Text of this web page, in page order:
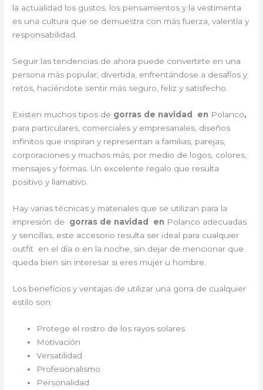
la actualidad los gustos, los pensamientos y la vestimenta
es una cultura que se demuestra con más fuerza, valentía y
responsabilidad.
Seguir las tendencias de ahora puede convertirte en una
persona más popular, divertida, enfrentándose a desafíos y
retos, haciéndote sentir más seguro, feliz y satisfecho.
Existen muchos tipos de gorras de navidad en Polanco,
para particulares, comerciales y empresariales, diseños
infinitos que inspiran y representan a familias, parejas,
corporaciones y muchos más, por medio de logos, colores,
mensajes y formas. Un excelente regalo que resulta
positivo y llamativo.
Hay varias técnicas y materiales que se utilizan para la
impresión de gorras de navidad en Polanco adecuadas
y sencillas, este accesorio resulta ser ideal para cualquier
outfit en el día o en la noche, sin dejar de mencionar que
queda bien sin interesar si eres mujer u hombre.
Los beneficios y ventajas de utilizar una gorra de cualquier
estilo son:
Protege el rostro de los rayos solares
Motivación
Versatilidad
Profesionalismo
Personalidad